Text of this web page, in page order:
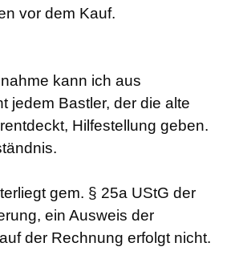
vor dem Kauf.
kann ich aus
jedem Bastler, der die alte
Hilfestellung geben.
gem. § 25a UStG der
ein Ausweis der
der Rechnung erfolgt nicht.